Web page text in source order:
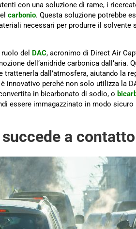
con una soluzione di rame, i
carbonio. Questa soluzione potrebbe
necessari per produrre il
del DAC, acronimo di Direct Air
dell’anidride carbonica dall’aria.
trattenerla dall’atmosfera, aiutando la
innovativo perché non solo utilizza la
in bicarbonato di sodio, o
essere immagazzinato in modo sicuro
a